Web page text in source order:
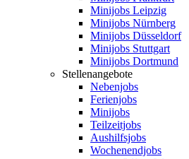
Minijobs Leipzig
Minijobs Nürnberg
Minijobs Düsseldorf
Minijobs Stuttgart
Minijobs Dortmund
Stellenangebote
Nebenjobs
Ferienjobs
Minijobs
Teilzeitjobs
Aushilfsjobs
Wochenendjobs